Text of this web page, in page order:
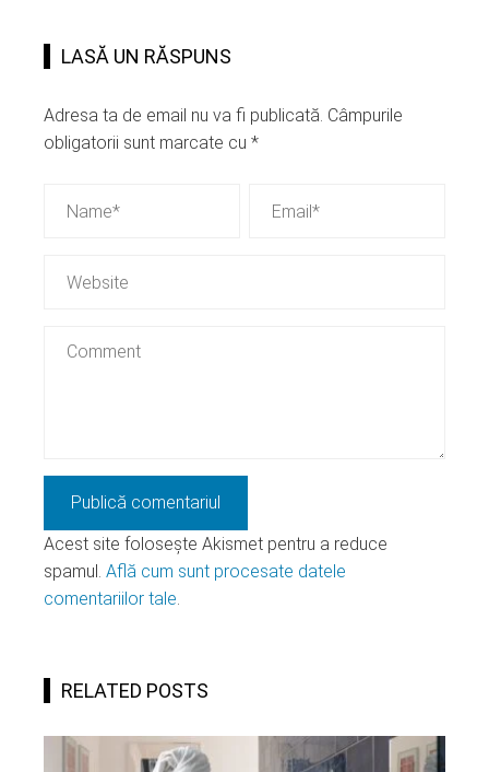
LASĂ UN RĂSPUNS
Adresa ta de email nu va fi publicată. Câmpurile
obligatorii sunt marcate cu *
Acest site folosește Akismet pentru a reduce
spamul. Află cum sunt procesate datele
comentariilor tale.
RELATED POSTS